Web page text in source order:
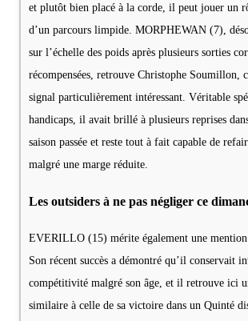
et plutôt bien placé à la corde, il peut jouer un
d’un parcours limpide. MORPHEWAN (7),
sur l’échelle des poids après plusieurs sorties
récompensées, retrouve Christophe Soumillon,
signal particulièrement intéressant. Véritable
handicaps, il avait brillé à plusieurs reprises
saison passée et reste tout à fait capable de
malgré une marge réduite.
Les outsiders à ne pas négliger ce
EVERILLO (15) mérite également une
Son récent succès a démontré qu’il conservait
compétitivité malgré son âge, et il retrouve ici
similaire à celle de sa victoire dans un Quinté